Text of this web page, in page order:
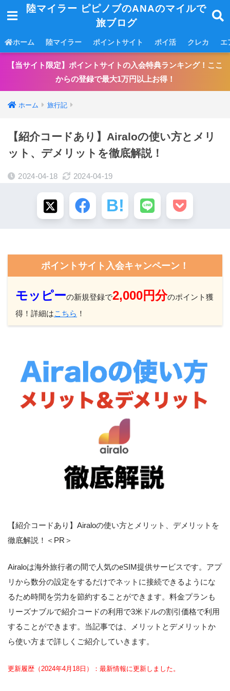
陸マイラー ピピノブのANAのマイルで
旅ブログ
ホーム 陸マイラー ポイントサイト ポイ活 クレカ エ
【当サイト限定】ポイントサイトの入会特典ランキング！ここ
からの登録で最大1万円以上お得！
ホーム 旅行記
【紹介コードあり】Airaloの使い方とメリ
ット、デメリットを徹底解説！
2024-04-18 2024-04-19
ポイントサイト入会キャンペーン！
モッピーの新規登録で2,000円分のポイント獲
得！詳細はこちら ！
【紹介コードあり】Airaloの使い方とメリット、デメリットを
徹底解説！＜PR＞
Airaloは海外旅行者の間で人気のeSIM提供サービスです。アプ
リから数分の設定をするだけでネットに接続できるようにな
るため時間を労力を節約することができます。料金プランも
リーズナブルで紹介コードの利用で3米ドルの割引価格で利用
することができます。当記事では、メリットとデメリットか
ら使い方まで詳しくご紹介していきます。
更新履歴（2024年4月18日）：最新情報に更新しました。